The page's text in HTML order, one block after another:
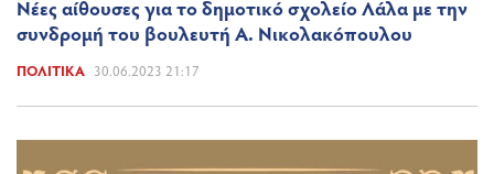
Νέες αίθουσες για το δημοτικό σχολείο Λάλα με την
συνδρομή του βουλευτή Α. Νικολακόπουλου
ΠΟΛΙΤΙΚΆ 30.06.2023 21:17